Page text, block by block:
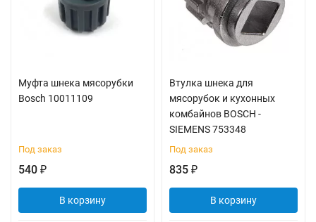
Муфта шнека мясорубки
Bosch 10011109
Под заказ
540 ₽
В корзину
Втулка шнека для
мясорубок и кухонных
комбайнов BOSCH -
SIEMENS 753348
Под заказ
835 ₽
В корзину